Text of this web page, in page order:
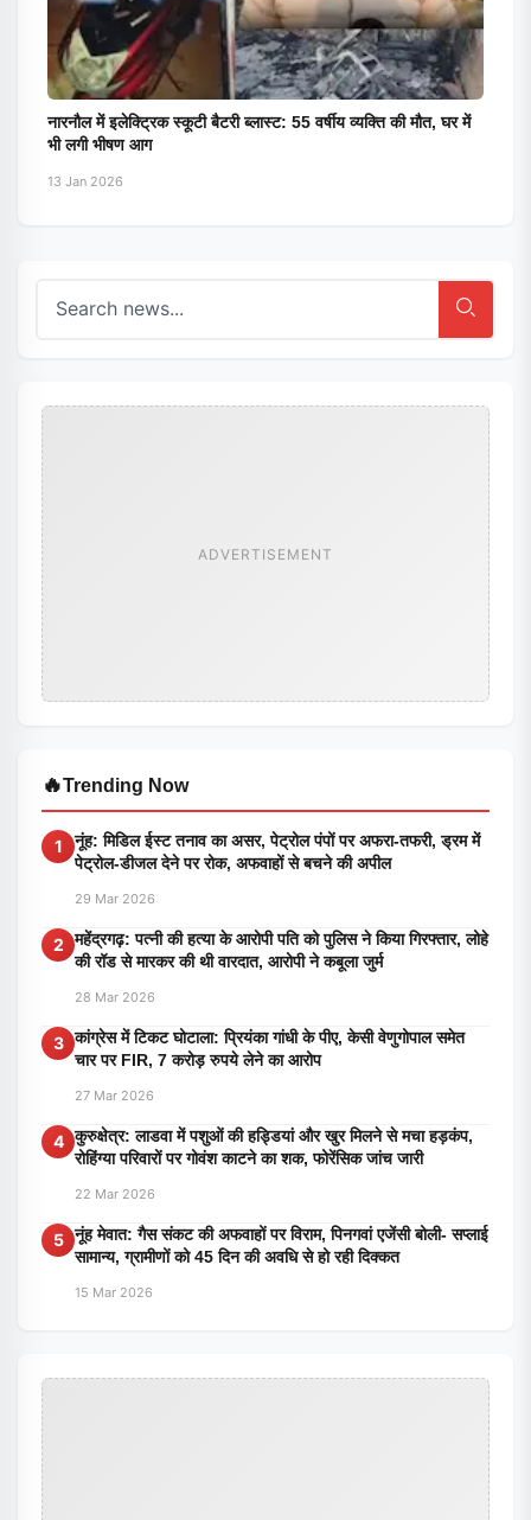
नारनौल में इलेक्ट्रिक स्कूटी बैटरी ब्लास्ट: 55 वर्षीय व्यक्ति की मौत, घर में
भी लगी भीषण आग
13 Jan 2026
ADVERTISEMENT
🔥Trending Now
1
नूंह: मिडिल ईस्ट तनाव का असर, पेट्रोल पंपों पर अफरा-तफरी, ड्रम में
पेट्रोल-डीजल देने पर रोक, अफवाहों से बचने की अपील
29 Mar 2026
2
महेंद्रगढ़: पत्नी की हत्या के आरोपी पति को पुलिस ने किया गिरफ्तार, लोहे
की रॉड से मारकर की थी वारदात, आरोपी ने कबूला जुर्म
28 Mar 2026
3 कांग्रेस में टिकट घोटाला: प्रियंका गांधी के पीए, केसी वेणुगोपाल समेत
चार पर FIR, 7 करोड़ रुपये लेने का आरोप
27 Mar 2026
4 कुरुक्षेत्र: लाडवा में पशुओं की हड्डियां और खुर मिलने से मचा हड़कंप,
रोहिंग्या परिवारों पर गोवंश काटने का शक, फोरेंसिक जांच जारी
22 Mar 2026
5 नूंह मेवात: गैस संकट की अफवाहों पर विराम, पिनगवां एजेंसी बोली- सप्लाई
सामान्य, ग्रामीणों को 45 दिन की अवधि से हो रही दिक्कत
15 Mar 2026